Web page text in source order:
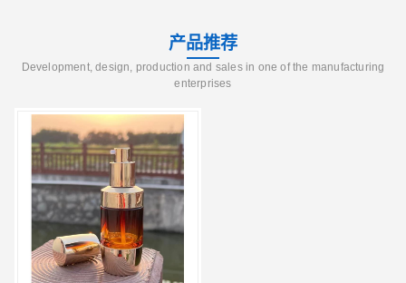
产品推荐
Development, design, production and sales in one of the manufacturing
enterprises